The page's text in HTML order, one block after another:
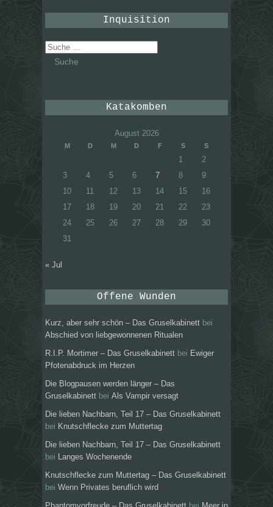
Inquisition
Suche
nach:
Katakomben
August 2026
M D M D F S S
1
2
3
4 5 6 7 8
9
10
11 12 13 14 15
16
17
18 19 20 21 22
23
24
25 26 27 28 29
30
31
« Jul
Offene Wunden
Kurz, aber sehr schön – Das Gruselkabinett bei
Abschied von liebgewonnenen Ritualen
R.I.P. Mortimer – Das Gruselkabinett bei Ewiger
Pfotenabdruck im Herzen
Die Blogpausen werden länger – Das
Gruselkabinett bei Als Vampir versagt
Die lieben Nachbarn, Teil 17 – Das Gruselkabinett
bei Knutschflecke zum Muttertag
Die lieben Nachbarn, Teil 17 – Das Gruselkabinett
bei
Langes Wochenende
Knutschflecke zum Muttertag – Das Gruselkabinett
bei Wenn Privates beruflich wird